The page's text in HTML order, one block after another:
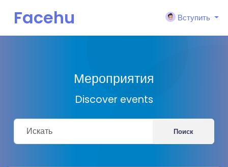
Facehu
Вступить
Мероприятия
Discover events
Поиск